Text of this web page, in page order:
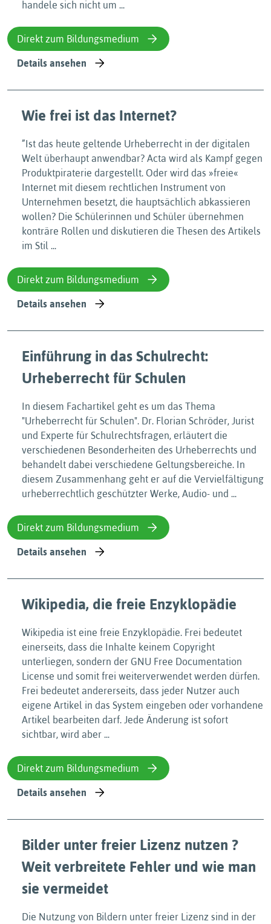
handele sich nicht um ...
Direkt zum Bildungsmedium
Details ansehen
Wie frei ist das Internet?
”Ist das heute geltende Urheberrecht in der digitalen
Welt überhaupt anwendbar? Acta wird als Kampf gegen
Produktpiraterie dargestellt. Oder wird das »freie«
Internet mit diesem rechtlichen Instrument von
Unternehmen besetzt, die hauptsächlich abkassieren
wollen? Die Schülerinnen und Schüler übernehmen
konträre Rollen und diskutieren die Thesen des Artikels
im Stil ...
Direkt zum Bildungsmedium
Details ansehen
Einführung in das Schulrecht:
Urheberrecht für Schulen
In diesem Fachartikel geht es um das Thema
"Urheberrecht für Schulen". Dr. Florian Schröder, Jurist
und Experte für Schulrechtsfragen, erläutert die
verschiedenen Besonderheiten des Urheberrechts und
behandelt dabei verschiedene Geltungsbereiche. In
diesem Zusammenhang geht er auf die Vervielfältigung
urheberrechtlich geschützter Werke, Audio- und ...
Direkt zum Bildungsmedium
Details ansehen
Wikipedia, die freie Enzyklopädie
Wikipedia ist eine freie Enzyklopädie. Frei bedeutet
einerseits, dass die Inhalte keinem Copyright
unterliegen, sondern der GNU Free Documentation
License und somit frei weiterverwendet werden dürfen.
Frei bedeutet andererseits, dass jeder Nutzer auch
eigene Artikel in das System eingeben oder vorhandene
Artikel bearbeiten darf. Jede Änderung ist sofort
sichtbar, wird aber ...
Direkt zum Bildungsmedium
Details ansehen
Bilder unter freier Lizenz nutzen ?
Weit verbreitete Fehler und wie man
sie vermeidet
Die Nutzung von Bildern unter freier Lizenz sind in der